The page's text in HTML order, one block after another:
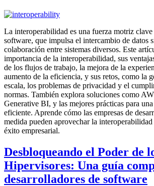
La interoperabilidad es una fuerza motriz
software, que impulsa el intercambio de datos
colaboración entre sistemas diversos. Este
importancia de la interoperabilidad, sus
de los flujos de trabajo, la mejora de la
aumento de la eficiencia, y sus retos, como la
escala, los problemas de privacidad y el
normas. También explora soluciones como
Generative BI, y las mejores prácticas para
eficiente. Aprende cómo las empresas de
medida pueden aprovechar la
éxito empresarial.
Desbloqueando el Poder de
Hipervisores: Una guía
desarrolladores de software